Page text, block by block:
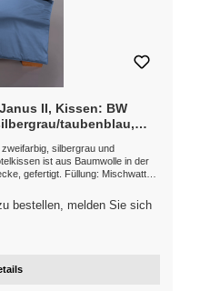
taubenblau,
silbergrau und
ist aus Baumwolle in der
gefertigt. Füllung: Mischwatte
bestellen, melden Sie sich